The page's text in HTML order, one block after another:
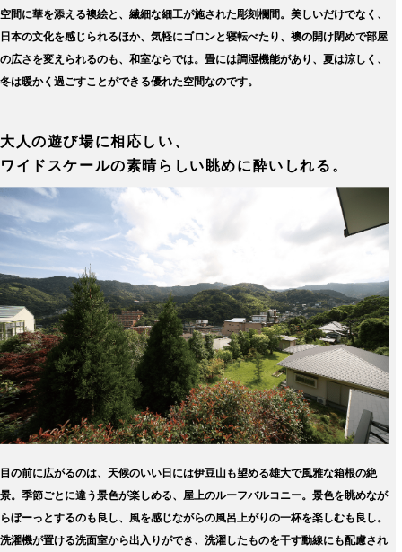
空間に華を添える襖絵と、繊細な細工が施された彫刻欄間。美しいだけでなく、
日本の文化を感じられるほか、気軽にゴロンと寝転べたり、襖の開け閉めで部屋
の広さを変えられるのも、和室ならでは。畳には調湿機能があり、夏は涼しく、
冬は暖かく過ごすことができる優れた空間なのです。
大人の遊び場に相応しい、
ワイドスケールの素晴らしい眺めに酔いしれる。
目の前に広がるのは、天候のいい日には伊豆山も望める雄大で風雅な箱根の絶
景。季節ごとに違う景色が楽しめる、屋上のルーフバルコニー。景色を眺めなが
らぼーっとするのも良し、風を感じながらの風呂上がりの一杯を楽しむも良し。
洗濯機が置ける洗面室から出入りができ、洗濯したものを干す動線にも配慮され